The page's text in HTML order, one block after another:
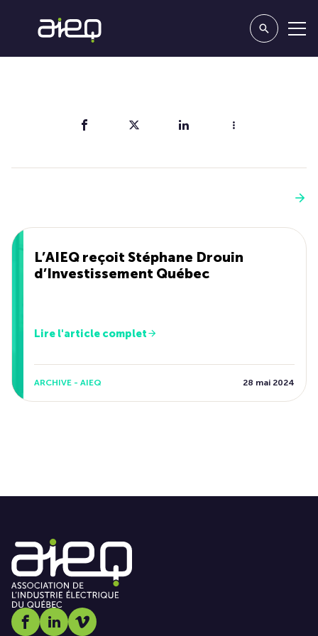
L’AIEQ reçoit Stéphane Drouin
d’Investissement Québec
Lire l'article complet
ARCHIVE - AIEQ 28 mai 2024
Social media link icon-facebook
Social media link icon-linkedin
Social media link icon-vimeo